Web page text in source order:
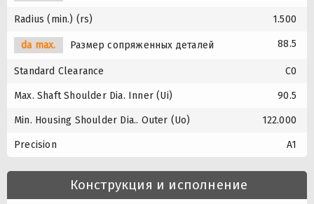
Radius (min.) (rs) 1.500
da max. Размер сопряженных деталей 88.5
Standard Clearance C0
Max. Shaft Shoulder Dia. Inner (Ui) 90.5
Min. Housing Shoulder Dia.. Outer (Uo) 122.000
Precision A1
Конструкция и исполнение